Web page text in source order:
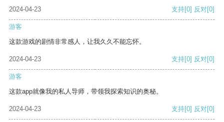
2024-04-23 支持[0] 反对[0]
游客
这款游戏的剧情非常感人，让我久久不能忘怀。
2024-04-23 支持[0] 反对[0]
游客
这款app就像我的私人导师，带领我探索知识的奥秘。
2024-04-23 支持[0] 反对[0]